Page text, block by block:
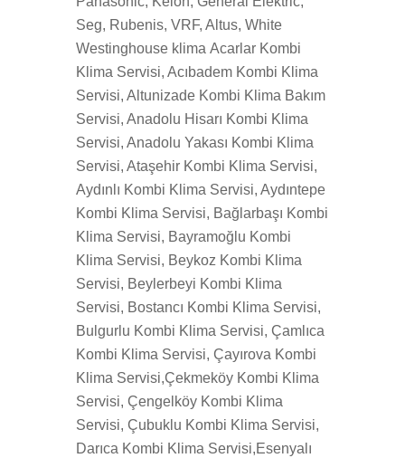
Seg, Rubenis, VRF, Altus, White
Westinghouse klima Acarlar Kombi
Klima Servisi, Acıbadem Kombi Klima
Servisi, Altunizade Kombi Klima Bakım
Servisi, Anadolu Hisarı Kombi Klima
Servisi, Anadolu Yakası Kombi Klima
Servisi, Ataşehir Kombi Klima Servisi,
Aydınlı Kombi Klima Servisi, Aydıntepe
Kombi Klima Servisi, Bağlarbaşı Kombi
Klima Servisi, Bayramoğlu Kombi
Klima Servisi, Beykoz Kombi Klima
Servisi, Beylerbeyi Kombi Klima
Servisi, Bostancı Kombi Klima Servisi,
Bulgurlu Kombi Klima Servisi, Çamlıca
Kombi Klima Servisi, Çayırova Kombi
Klima Servisi,Çekmeköy Kombi Klima
Servisi, Çengelköy Kombi Klima
Servisi, Çubuklu Kombi Klima Servisi,
Darıca Kombi Klima Servisi,Esenyalı